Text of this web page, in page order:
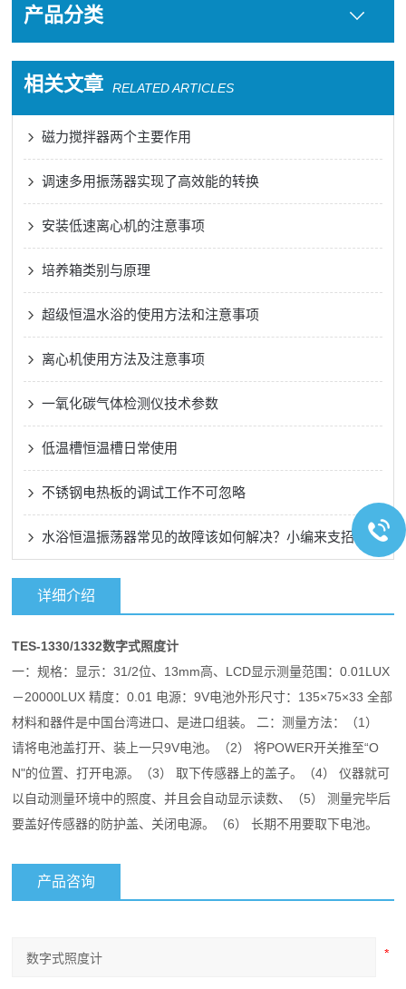
产品分类
相关文章 RELATED ARTICLES
磁力搅拌器两个主要作用
调速多用振荡器实现了高效能的转换
安装低速离心机的注意事项
培养箱类别与原理
超级恒温水浴的使用方法和注意事项
离心机使用方法及注意事项
一氧化碳气体检测仪技术参数
低温槽恒温槽日常使用
不锈钢电热板的调试工作不可忽略
水浴恒温振荡器常见的故障该如何解决？小编来支招
详细介绍
TES-1330/1332数字式照度计
一：规格：显示：31/2位、13mm高、LCD显示测量范围：0.01LUX
－20000LUX 精度：0.01 电源：9V电池外形尺寸：135×75×33 全部
材料和器件是中国台湾进口、是进口组装。 二：测量方法：（1）
请将电池盖打开、装上一只9V电池。（2） 将POWER开关推至“O
N"的位置、打开电源。（3） 取下传感器上的盖子。（4） 仪器就可
以自动测量环境中的照度、并且会自动显示读数、（5） 测量完毕后
要盖好传感器的防护盖、关闭电源。（6） 长期不用要取下电池。
产品咨询